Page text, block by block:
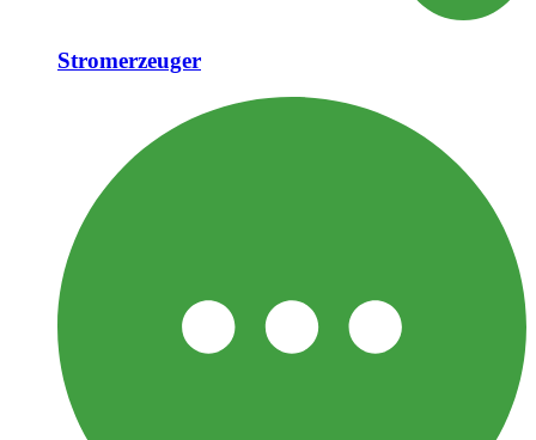
Stromerzeuger